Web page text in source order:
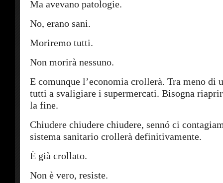
Ma avevano patologie.
No, erano sani.
Moriremo tutti.
Non morirà nessuno.
E comunque l’economia crollerà. Tra meno di
tutti a svaligiare i supermercati. Bisogna
la fine.
Chiudere chiudere chiudere, sennó ci
sistema sanitario crollerà definitivamente.
È già crollato.
Non è vero, resiste.